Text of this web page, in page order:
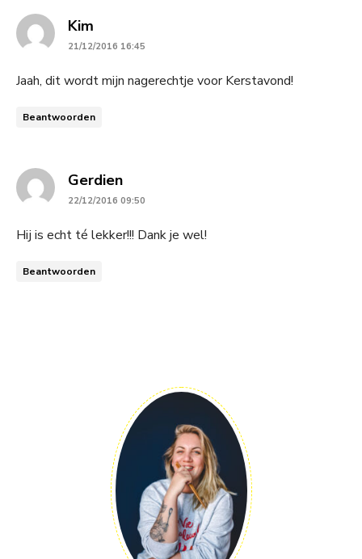
Kim
21/12/2016 16:45
Jaah, dit wordt mijn nagerechtje voor Kerstavond!
Beantwoorden
Gerdiensays:
22/12/2016 09:50
Hij is echt té lekker!!! Dank je wel!
Beantwoorden